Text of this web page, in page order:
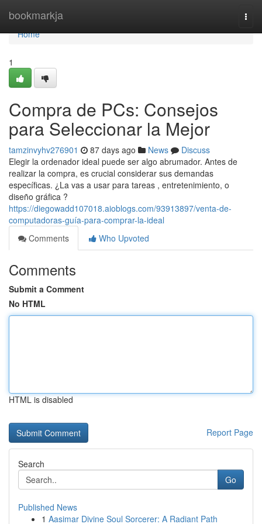
bookmarkja
Home
Home
1
Compra de PCs: Consejos
para Seleccionar la Mejor
tamzinvyhv276901 87 days ago News
Discuss
Elegir la ordenador ideal puede ser algo abrumador. Antes de
realizar la compra, es crucial considerar sus demandas
específicas. ¿La vas a usar para tareas , entretenimiento, o
diseño gráfica ?
https://diegowadd107018.aioblogs.com/93913897/venta-de-
computadoras-guía-para-comprar-la-ideal
Comments
Who Upvoted
Comments
Submit a Comment
No HTML
HTML is disabled
Report Page
Search
Go
Published News
1 Aasimar Divine Soul Sorcerer: A Radiant Path